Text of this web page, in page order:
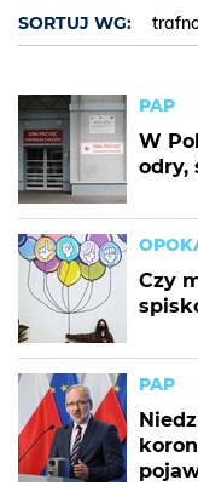
SORTUJ WG:
PAP
W
odry,
Czy
PAP